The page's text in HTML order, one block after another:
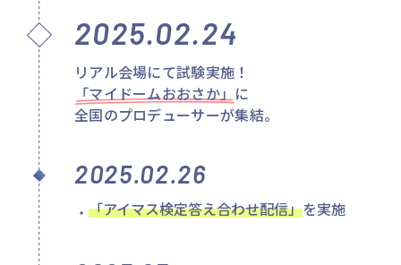
2025.02.24
リアル会場にて試験実施！
「マイドームおおさか」に
全国のプロデューサーが集結。
2025.02.26
「アイマス検定答え合わせ配信」を実施